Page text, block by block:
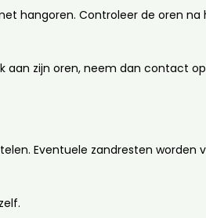
hangoren. Controleer de oren
aan zijn oren, neem dan contact
Eventuele zandresten worden